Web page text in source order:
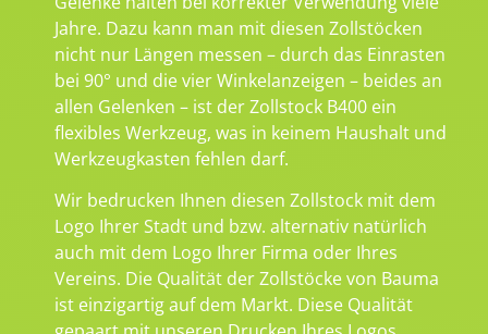
Jahre. Dazu kann man mit diesen Zollstöcken
nicht nur Längen messen – durch das Einrasten
bei 90° und die vier Winkelanzeigen – beides an
allen Gelenken – ist der Zollstock B400 ein
flexibles Werkzeug, was in keinem Haushalt und
Werkzeugkasten fehlen darf.
Wir bedrucken Ihnen diesen Zollstock mit dem
Logo Ihrer Stadt und bzw. alternativ natürlich
auch mit dem Logo Ihrer Firma oder Ihres
Vereins. Die Qualität der Zollstöcke von Bauma
ist einzigartig auf dem Markt. Diese Qualität